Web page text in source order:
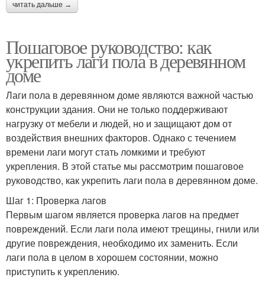
читать дальше →
Пошаговое руководство: как
укрепить лаги пола в деревянном
доме
Лаги пола в деревянном доме являются важной частью
конструкции здания. Они не только поддерживают
нагрузку от мебели и людей, но и защищают дом от
воздействия внешних факторов. Однако с течением
времени лаги могут стать ломкими и требуют
укрепления. В этой статье мы рассмотрим пошаговое
руководство, как укрепить лаги пола в деревянном доме.
Шаг 1: Проверка лагов
Первым шагом является проверка лагов на предмет
повреждений. Если лаги пола имеют трещины, гнили или
другие повреждения, необходимо их заменить. Если
лаги пола в целом в хорошем состоянии, можно
приступить к укреплению.